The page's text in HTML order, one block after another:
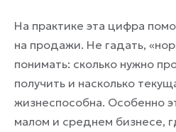
На практике эта цифра
на продажи. Не гадать,
понимать: сколько нужно
получить и насколько
жизнеспособна. Особенно
малом и среднем бизнесе,